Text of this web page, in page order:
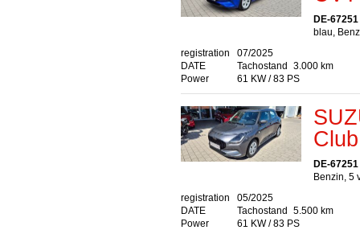
DE-
blau,
registration
DATE
07/2025
Tachostand 3.000 km
Power
61 KW / 83 PS
Club
DE-
Benzin, 5
registration
DATE
05/2025
Tachostand 5.500 km
Power
61 KW / 83 PS